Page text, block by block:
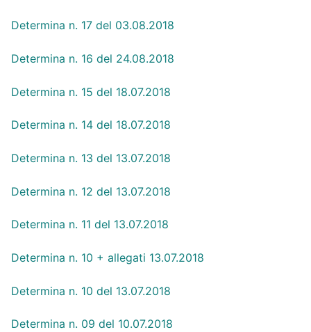
Determina n. 17 del 03.08.2018
Determina n. 16 del 24.08.2018
Determina n. 15 del 18.07.2018
Determina n. 14 del 18.07.2018
Determina n. 13 del 13.07.2018
Determina n. 12 del 13.07.2018
Determina n. 11 del 13.07.2018
Determina n. 10 + allegati 13.07.2018
Determina n. 10 del 13.07.2018
Determina n. 09 del 10.07.2018